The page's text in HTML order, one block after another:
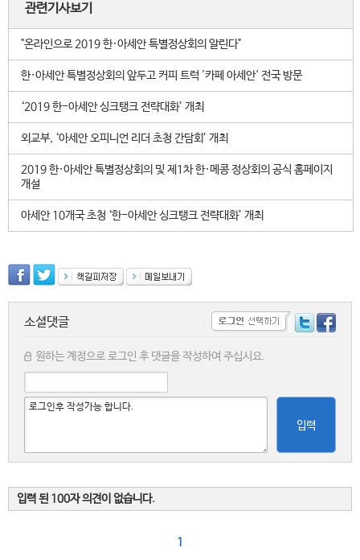
관련기사보기
"온라인으로 2019 한·아세안 특별정상회의 알린다"
한·아세안 특별정상회의 앞두고 커피 트럭 '카페 아세안' 전국 방문
‘2019 한-아세안 싱크탱크 전략대화’ 개최
외교부, ‘아세안 오피니언 리더 초청 간담회’ 개최
2019 한·아세안 특별정상회의 및 제1차 한·메콩 정상회의 공식 홈페이지
개설
아세안 10개국 초청 ‘한-아세안 싱크탱크 전략대화’ 개최
소셜댓글
원하는 계정으로 로그인 후 댓글을 작성하여 주십시요.
입력
입력 된 100자 의견이 없습니다.
1